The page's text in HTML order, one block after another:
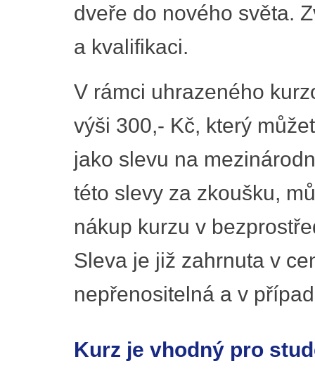
dveře do nového světa.
a kvalifikaci.
V rámci uhrazeného
výši 300,- Kč, který
jako slevu na
této slevy za zkoušku,
nákup kurzu v
Sleva je již zahrnuta v
nepřenositelná a v
Kurz je vhodný pro